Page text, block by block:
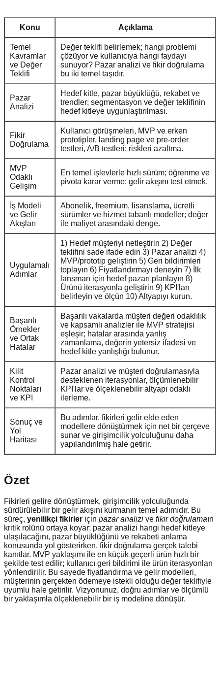
Konu Açıklama
Temel
Kavramlar
ve Değer
Teklifi
Değer teklifi belirlemek; hangi problemi
çözüyor ve kullanıcıya hangi faydayı
sunuyor? Pazar analizi ve fikir doğrulama
bu iki temel taşıdır.
Pazar
Analizi
Hedef kitle, pazar büyüklüğü, rekabet ve
trendler; segmentasyon ve değer teklifinin
hedef kitleye uygunlaştırılması.
Fikir
Doğrulama
Kullanıcı görüşmeleri, MVP ve erken
prototipler, landing page ve pre-order
testleri, A/B testleri; riskleri azaltma.
MVP
Odaklı
Gelişim
En temel işlevlerle hızlı sürüm; öğrenme ve
pivota karar verme; gelir akışını test etmek.
İş Modeli
ve Gelir
Akışları
Abonelik, freemium, lisanslama, ücretli
sürümler ve hizmet tabanlı modeller; değer
ile maliyet arasındaki denge.
Uygulamalı
Adımlar
1) Hedef müşteriyi netleştirin 2) Değer
teklifini sade ifade edin 3) Pazar analizi 4)
MVP/prototip geliştirin 5) Geri bildirimleri
toplayın 6) Fiyatlandırmayı deneyin 7) İlk
lansman için hedef pazarı planlayın 8)
Ürünü iterasyonla geliştirin 9) KPI'ları
belirleyin ve ölçün 10) Altyapıyı kurun.
Başarılı
Örnekler
ve Ortak
Hatalar
Başarılı vakalarda müşteri değeri odaklılık
ve kapsamlı analizler ile MVP stratejisi
eşleşir; hatalar arasında yanlış
zamanlama, değerin yetersiz ifadesi ve
hedef kitle yanlışlığı bulunur.
Kilit
Kontrol
Noktaları
ve KPI
Pazar analizi ve müşteri doğrulamasıyla
desteklenen iterasyonlar, ölçümlenebilir
KPI'lar ve ölçeklenebilir altyapı odaklı
ilerleme.
Sonuç ve
Yol
Haritası
Bu adımlar, fikirleri gelir elde eden
modellere dönüştürmek için net bir çerçeve
sunar ve girişimcilik yolculuğunu daha
yapılandırılmış hale getirir.
Özet
Fikirleri gelire dönüştürmek, girişimcilik yolculuğunda
sürdürülebilir bir gelir akışını kurmanın temel adımıdır. Bu
süreç, yenilikçi fikirler için pazar analizi ve fikir doğrulamaın
kritik rolünü ortaya koyar; pazar analizi hangi hedef kitleye
ulaşılacağını, pazar büyüklüğünü ve rekabeti anlama
konusunda yol gösterirken, fikir doğrulama gerçek talebi
kanıtlar. MVP yaklaşımı ile en küçük geçerli ürün hızlı bir
şekilde test edilir; kullanıcı geri bildirimi ile ürün iterasyonları
yönlendirilir. Bu sayede fiyatlandırma ve gelir modelleri,
müşterinin gerçekten ödemeye istekli olduğu değer teklifiyle
uyumlu hale getirilir. Vizyonunuz, doğru adımlar ve ölçümlü
bir yaklaşımla ölçeklenebilir bir iş modeline dönüşür.